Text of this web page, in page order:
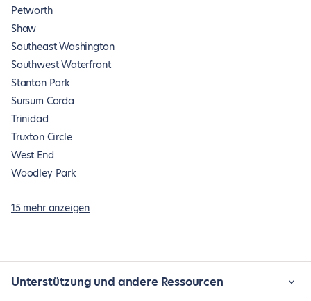
Petworth
Shaw
Southeast Washington
Southwest Waterfront
Stanton Park
Sursum Corda
Trinidad
Truxton Circle
West End
Woodley Park
15 mehr anzeigen
Unterstützung und andere Ressourcen